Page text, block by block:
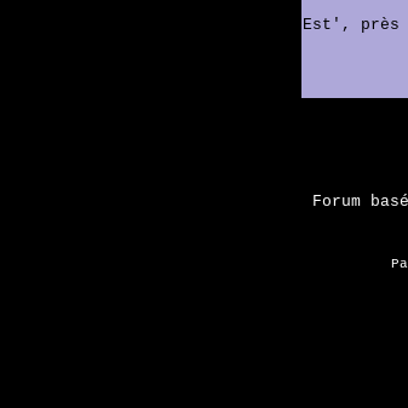
Est', près
Forum